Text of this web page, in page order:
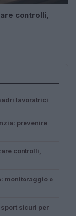
controlli,
lavoratrici
prevenire
controlli,
monitoraggio e
sicuri per